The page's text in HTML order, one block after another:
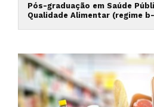
Pós-graduação em Saúde
Qualidade Alimentar (regime